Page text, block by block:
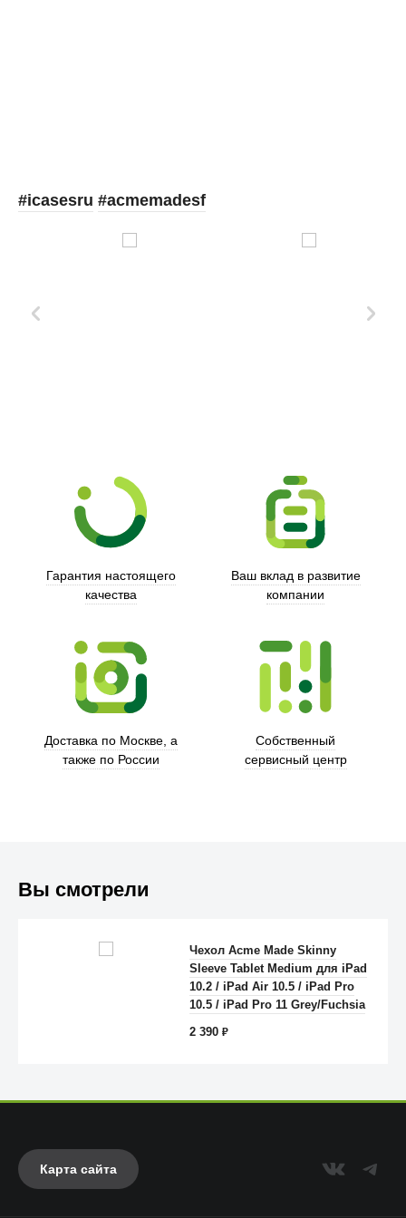
Anker
#icasesru #acmemadesf
Гарантия настоящего
качества
Ваш вклад в развитие
компании
Доставка по Москве, а
также по России
Собственный
сервисный центр
Вы смотрели
Чехол Acme Made Skinny
Sleeve Tablet Medium для iPad
10.2 / iPad Air 10.5 / iPad Pro
10.5 / iPad Pro 11 Grey/Fuchsia
2 390₽
Карта сайта